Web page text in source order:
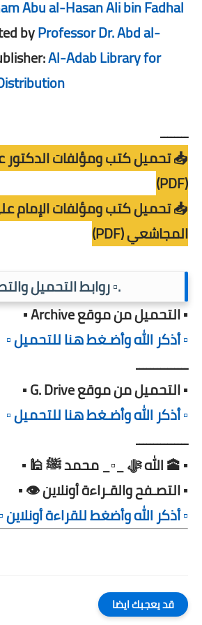
Abu al-Hasan Ali bin Fadhal
byProfessor Dr. Abd al-
Al-Adab Library for
ــــــــ
📥 تحميل كتب ومؤلفات الدكتور
(PDF)
📥 تحميل كتب ومؤلفات الإمام
المجاشعي (PDF)
.▫️ روابط التحميل
▪️ التحميل من موقع Archive ▪️
▫️ أذكر الله وأضـغط هنا للتحميل ▫️
ـــــــــــــــ
▪️ التحميل من موقع G. Drive ▪️
▫️ أذكر الله وأضـغط هنا للتحميل ▫️
ـــــــــــــــ
▪️ 🕋 الله ﷻ _▫️_ محمد ﷺ 🕌 ▪️
▪️ التصـفح والقـراءة أونلاين 👁️ ▪️
▫️ أذكر الله وأضغط للقراءة أونلاين ▫️
قد يعجبك ايضا